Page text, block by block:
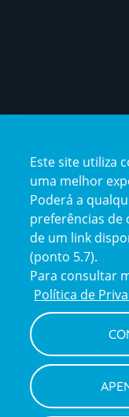
Policy
Política
Canal de
Este site utiliza
uma melhor
Poderá a
preferências de
de um link
(ponto 5.7).
Para consultar
Política de